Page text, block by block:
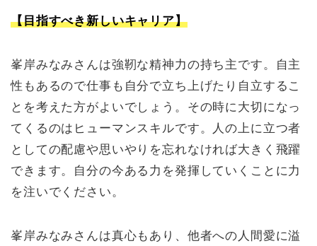
【目指すべき新しいキャリア】
峯岸みなみさんは強靭な精神力の持ち主です。自主
性もあるので仕事も自分で立ち上げたり自立するこ
とを考えた方がよいでしょう。その時に大切になっ
てくるのはヒューマンスキルです。人の上に立つ者
としての配慮や思いやりを忘れなければ大きく飛躍
できます。自分の今ある力を発揮していくことに力
を注いでください。
峯岸みなみさんは真心もあり、他者への人間愛に溢